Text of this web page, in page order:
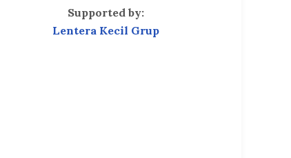
Supported by:
Lentera Kecil Grup